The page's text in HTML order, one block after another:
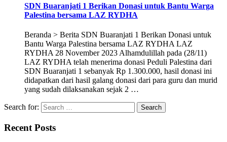
SDN Buaranjati 1 Berikan Donasi untuk Bantu Warga
Palestina bersama LAZ RYDHA
Beranda > Berita SDN Buaranjati 1 Berikan Donasi untuk
Bantu Warga Palestina bersama LAZ RYDHA LAZ
RYDHA 28 November 2023 Alhamdulillah pada (28/11)
LAZ RYDHA telah menerima donasi Peduli Palestina dari
SDN Buaranjati 1 sebanyak Rp 1.300.000, hasil donasi ini
didapatkan dari hasil galang donasi dari para guru dan murid
yang sudah dilaksanakan sejak 2 …
Search for:
Recent Posts